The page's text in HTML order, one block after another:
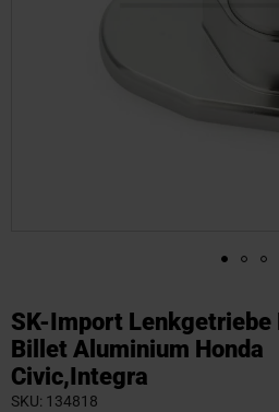
SK-Import Lenkgetriebe
Billet Aluminium Honda
Civic,Integra
SKU 134818
Anfang
der
Bildgalerie
springen